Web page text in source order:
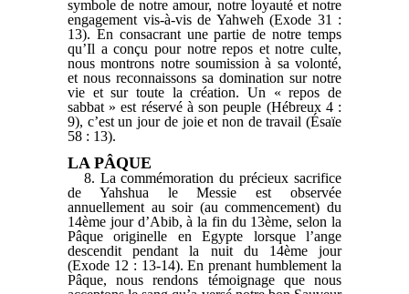
symbole de notre amour, notre loyauté et notre
engagement vis-à-vis de Yahweh (Exode 31 :
13). En consacrant une partie de notre temps
qu’Il a conçu pour notre repos et notre culte,
nous montrons notre soumission à sa volonté,
et nous reconnaissons sa domination sur notre
vie et sur toute la création. Un « repos de
sabbat » est réservé à son peuple (Hébreux 4 :
9), c’est un jour de joie et non de travail (Ésaïe
58 : 13).
LA PÂQUE
8. La commémoration du précieux sacrifice
de Yahshua le Messie est observée
annuellement au soir (au commencement) du
14ème jour d’Abib, à la fin du 13ème, selon la
Pâque originelle en Egypte lorsque l’ange
descendit pendant la nuit du 14ème jour
(Exode 12 : 13-14). En prenant humblement la
Pâque, nous rendons témoignage que nous